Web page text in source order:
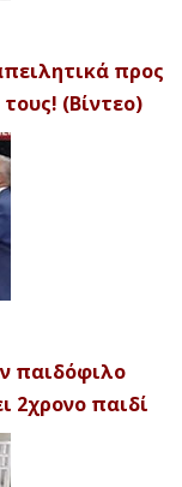
προς
(Βίντεο)
παιδόφιλο
2χρονο παιδί